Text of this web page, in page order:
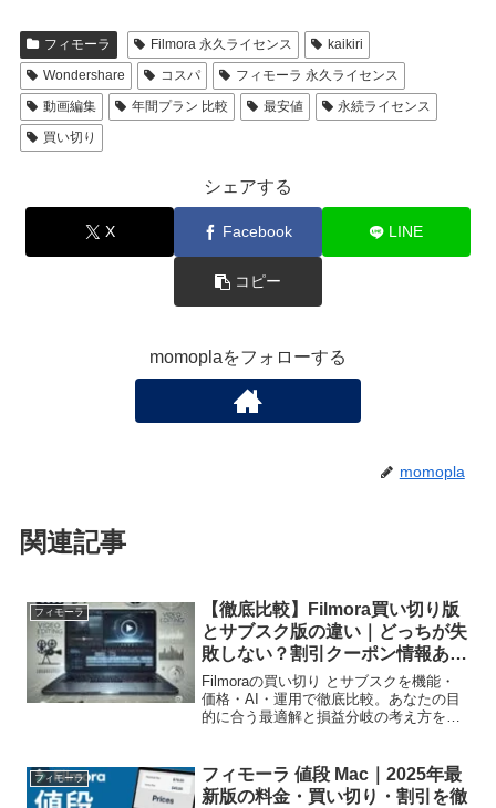
フィモーラ Filmora 永久ライセンス
kaikiri
Wondershare
コスパ
フィモーラ 永久ライセンス
動画編集
年間プラン 比較 最安値
永続ライセンス
買い切り
シェアする
X Facebook LINE
コピー
momoplaをフォローする
momopla
関連記事
フィモーラ
【徹底比較】Filmora買い切り版
とサブスク版の違い｜どっちが失
敗しない？割引クーポン情報あり
【2025最新版】
Filmoraの買い切り とサブスクを機能・
価格・AI・運用で徹底比較。あなたの目
的に合う最適解と損益分岐の考え方を、
Filmoraを手に入れよう。
フィモーラ
フィモーラ 値段 Mac｜2025年最
新版の料金・買い切り・割引を徹